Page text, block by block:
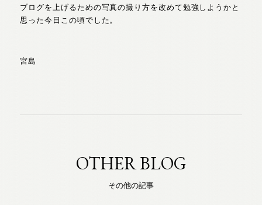
ブログを上げるための写真の撮り方を改めて勉強しようかと
思った今日この頃でした。
宮島
OTHER BLOG
その他の記事